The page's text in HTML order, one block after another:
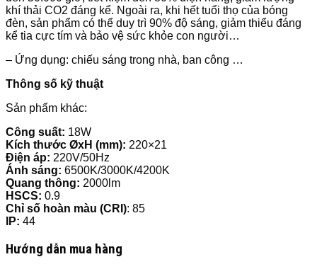
khí thải CO2 đáng kể. Ngoài ra, khi hết tuổi thọ của bóng
đèn, sản phẩm có thể duy trì 90% độ sáng, giảm thiểu đáng
kể tia cực tím và bảo vệ sức khỏe con người…
– Ứng dụng: chiếu sáng trong nhà, ban công …
Thông số kỹ thuật
Sản phẩm khác:
Công suất: 18W
Kích thước ØxH (mm): 220×21
Điện áp: 220V/50Hz
Ánh sáng: 6500K/3000K/4200K
Quang thông: 2000lm
HSCS: 0.9
Chỉ số hoàn màu (CRI): 85
IP: 44
Hướng dẫn mua hàng